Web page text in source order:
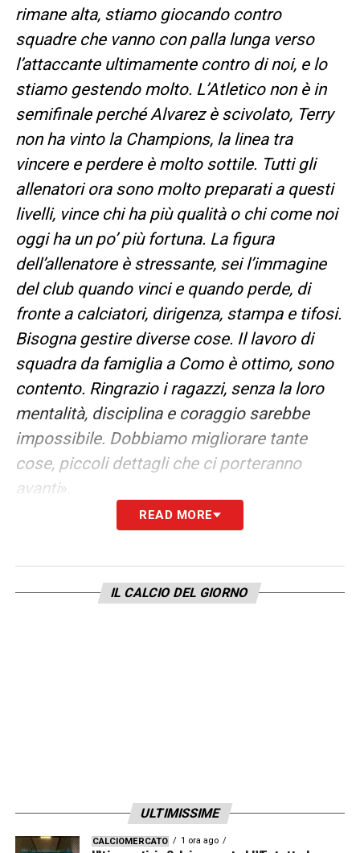
rimane alta, stiamo giocando contro
squadre che vanno con palla lunga verso
l’attaccante ultimamente contro di noi, e lo
stiamo gestendo molto. L’Atletico non è in
semifinale perché Alvarez è scivolato, Terry
non ha vinto la Champions, la linea tra
vincere e perdere è molto sottile. Tutti gli
allenatori ora sono molto preparati a questi
livelli, vince chi ha più qualità o chi come noi
oggi ha un po’ più fortuna. La figura
dell’allenatore è stressante, sei l’immagine
del club quando vinci e quando perde, di
fronte a calciatori, dirigenza, stampa e tifosi.
Bisogna gestire diverse cose. Il lavoro di
squadra da famiglia a Como è ottimo, sono
contento. Ringrazio i ragazzi, senza la loro
mentalità, disciplina e coraggio sarebbe
impossibile. Dobbiamo migliorare tante
cose, piccoli dettagli che ci porteranno
avanti».
Il calcio italiano è molto difficile,
ha detto Fonseca, tante persone che hanno
più esperienza di me. Assieme alla Liga e
pressano uomo su uomo non si gioca. La
soluzione diventa quindi palla lunga e lottare
READ MORE
IL CALCIO DEL GIORNO
ULTIMISSIME
CALCIOMERCATO 1 ora ago